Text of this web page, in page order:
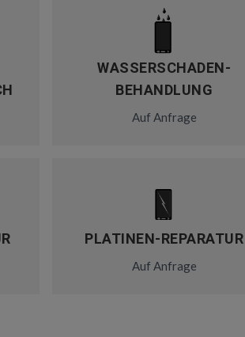
WASSERSCHADEN-
BEHANDLUNG
Auf Anfrage
PLATINEN-REPARATUR
Auf Anfrage